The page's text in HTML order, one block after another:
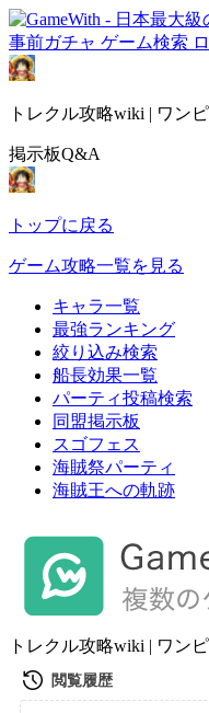
事前ガチャ ゲーム検索
トレクル攻略wiki | ワン
掲示板Q&A
トップに戻る
ゲーム攻略一覧を見る
キャラ一覧
最強ランキング
絞り込み検索
船長効果一覧
パーティ投稿検索
同盟掲示板
スゴフェス
海賊祭パーティ
海賊王への軌跡
トレクル攻略wiki | ワン